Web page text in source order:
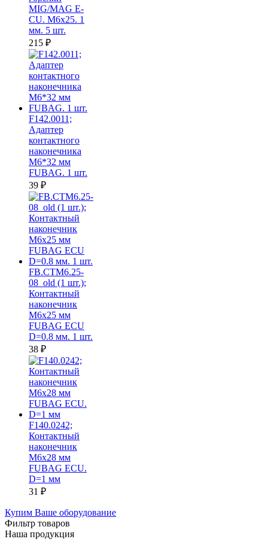
MIG/MAG E-
CU. M6x25. 1
мм. 5 шт.
215 ₽
F142.0011;
Адаптер
контактного
наконечника
M6*32 мм
FUBAG. 1 шт.
39 ₽
FB.CTM6.25-
08_old (1 шт.);
Контактный
наконечник
M6х25 мм
FUBAG ECU
D=0.8 мм. 1 шт.
38 ₽
F140.0242;
Контактный
наконечник
M6x28 мм
FUBAG ECU.
D=1 мм
31 ₽
Купим Ваше оборудование
Фильтр товаров
Наша продукция